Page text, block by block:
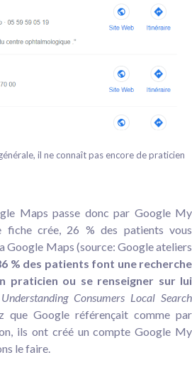
il ne connaît pas encore de praticien
Maps passe donc par Google My
fiche crée, 26 % des patients vous
Google Maps (source: Google ateliers
% des patients font une recherche
praticien ou se renseigner sur lui
Consumers Local Search
que Google référençait comme par
ils ont créé un compte Google My
le faire.